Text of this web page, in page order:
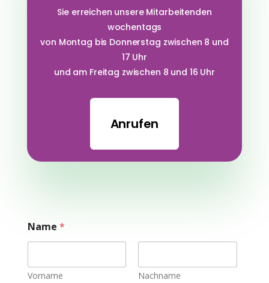
Sie erreichen unsere Mitarbeitenden
wochentags
von Montag bis Donnerstag zwischen 8 und
17 Uhr
und am Freitag zwischen 8 und 16 Uhr
Anrufen
Name *
Vorname Nachname